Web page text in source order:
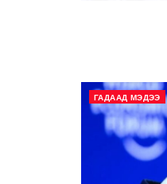
ГАДААД МЭДЭЭ